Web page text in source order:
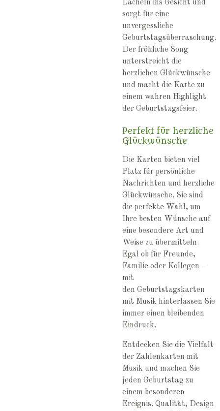
Lächeln ins Gesicht und
sorgt für eine
unvergessliche
Geburtstagsüberraschung.
Der fröhliche Song
unterstreicht die
herzlichen Glückwünsche
und macht die Karte zu
einem wahren Highlight
der Geburtstagsfeier.
Perfekt für herzliche
Glückwünsche
Die Karten bieten viel
Platz für persönliche
Nachrichten und herzliche
Glückwünsche. Sie sind
die perfekte Wahl, um
Ihre besten Wünsche auf
eine besondere Art und
Weise zu übermitteln.
Egal ob für Freunde,
Familie oder Kollegen –
mit
den Geburtstagskarten
mit Musik hinterlassen Sie
immer einen bleibenden
Eindruck.
Entdecken Sie die Vielfalt
der Zahlenkarten mit
Musik und machen Sie
jeden Geburtstag zu
einem besonderen
Ereignis. Qualität, Design